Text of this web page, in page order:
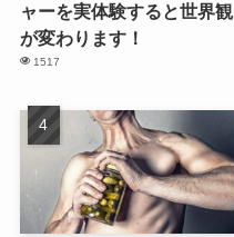
ャーを実体験すると世界観
が変わります！
1517